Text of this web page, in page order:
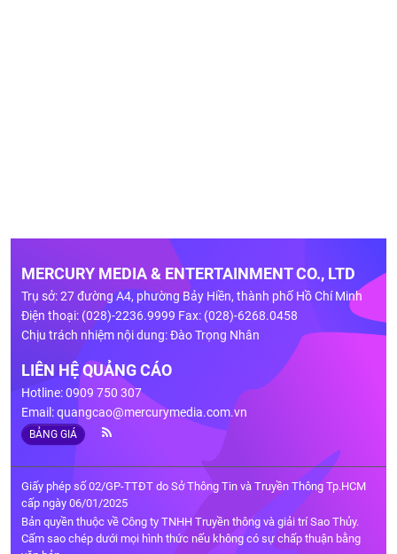
MERCURY MEDIA & ENTERTAINMENT CO., LTD
Trụ sở: 27 đường A4, phường Bảy Hiền, thành phố Hồ Chí Minh
Điện thoại: (028)-2236.9999 Fax: (028)-6268.0458
Chịu trách nhiệm nội dung: Đào Trọng Nhân
LIÊN HỆ QUẢNG CÁO
Hotline: 0909 750 307
Email:quangcao@mercurymedia.com.vn
BẢNG GIÁ
Giấy phép số 02/GP-TTĐT do Sở Thông Tin và Truyền Thông Tp.HCM
cấp ngày 06/01/2025
Bản quyền thuộc về Công ty TNHH Truyền thông và giải trí Sao Thủy.
Cấm sao chép dưới mọi hình thức nếu không có sự chấp thuận bằng